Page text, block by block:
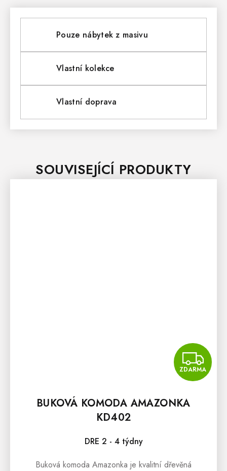
Pouze nábytek z masivu
Vlastní kolekce
Vlastní doprava
SOUVISEJÍCÍ PRODUKTY
ZDARMA
BUKOVÁ KOMODA AMAZONKA
KD402
DRE 2 - 4 týdny
Buková komoda Amazonka je kvalitní dřevěná